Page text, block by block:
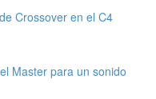
Crossover en el C4
Master para un sonido